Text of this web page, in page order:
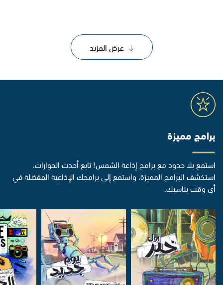
عرض المزيد
برامج مميزة
استمع بلا حدود مع برامج إذاعة الشمس! تابع أحدث الحوارات،
استكشف البرامج المميزة، واستمع إلى برامجك الإذاعية المفضلة في
أي وقت يناسبك.